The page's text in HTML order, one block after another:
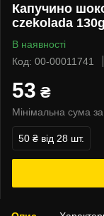
Капучино
czekolada
В наявності
Код: 00-00011741
53 ₴
Мінімальна сума
50 ₴ від 28 шт.